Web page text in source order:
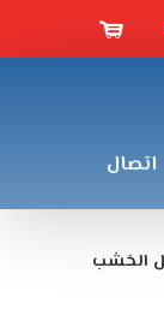
اتصال
الخشب